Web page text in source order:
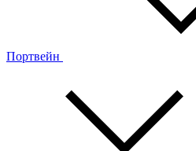
Портвейн